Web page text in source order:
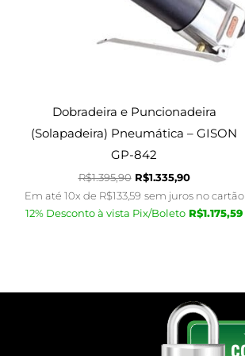
Dobradeira e Puncionadeira
(Solapadeira) Pneumática – GISON
GP-842
R$1.395,90 R$1.335,90
Em até 10x de R$133,59 sem juros no cartão
12% Desconto à vista Pix/Boleto R$1.175,59